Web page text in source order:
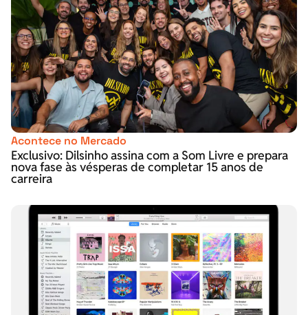
Acontece no Mercado
Exclusivo: Dilsinho assina com a Som Livre e prepara
nova fase às vésperas de completar 15 anos de
carreira